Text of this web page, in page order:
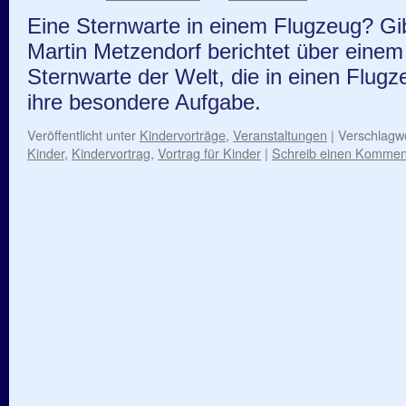
Eine Sternwarte in einem Flugzeug?
Martin Metzendorf berichtet über
Sternwarte der Welt, die in einen
ihre besondere Aufgabe.
Veröffentlicht unter Kindervorträge, Veranstaltungen |
Kinder, Kindervortrag, Vortrag für Kinder | Schreib einen